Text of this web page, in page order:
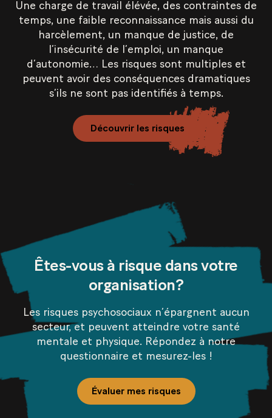
Une charge de travail élévée, des contraintes de
temps, une faible reconnaissance mais aussi du
harcèlement, un manque de justice, de
l’insécurité de l’emploi, un manque
d’autonomie… Les risques sont multiples et
peuvent avoir des conséquences dramatiques
s’ils ne sont pas identifiés à temps.
Découvrir les risques
Êtes-vous à risque dans votre
organisation?
Les risques psychosociaux n’épargnent aucun
secteur, et peuvent atteindre votre santé
mentale et physique. Répondez à notre
questionnaire et mesurez-les !
Évaluer mes risques